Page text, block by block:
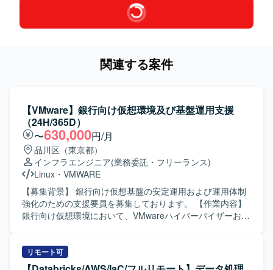
関連する案件
【VMware】銀行向け仮想環境及び基盤運用支援
（24H/365D）
〜630,000円/月
品川区（東京都）
インフラエンジニア(業務委託・フリーランス)
Linux ・ VMWARE
【募集背景】 銀行向け仮想基盤の安定運用および運用体制
強化のための支援要員を募集しております。 【作業内容】
銀行向け仮想環境において、VMwareハイパーバイザーおよ
応、WindowsおよびLinuxサーバに対するバックアップ作業
や復旧対応などを担当していただきます。また、24時間365
リモート可